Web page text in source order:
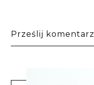
Prześlij komentarz